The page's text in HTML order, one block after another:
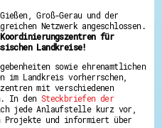
aktiv
& Fortbildung
rund um dein Ehrenamt
Fakten aus Hessen
Groß-Gerau und der
Netzwerk angeschlossen.
für
Landkreise!
sowie ehrenamtlichen
im Landkreis vorherrschen,
mit verschiedenen
In den Steckbriefen der
jede Anlaufstelle kurz vor,
Projekte und informiert über